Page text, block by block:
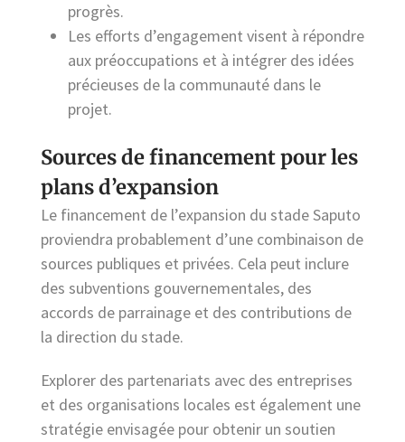
progrès.
Les efforts d’engagement visent à répondre
aux préoccupations et à intégrer des idées
précieuses de la communauté dans le
projet.
Sources de financement pour les
plans d’expansion
Le financement de l’expansion du stade Saputo
proviendra probablement d’une combinaison de
sources publiques et privées. Cela peut inclure
des subventions gouvernementales, des
accords de parrainage et des contributions de
la direction du stade.
Explorer des partenariats avec des entreprises
et des organisations locales est également une
stratégie envisagée pour obtenir un soutien